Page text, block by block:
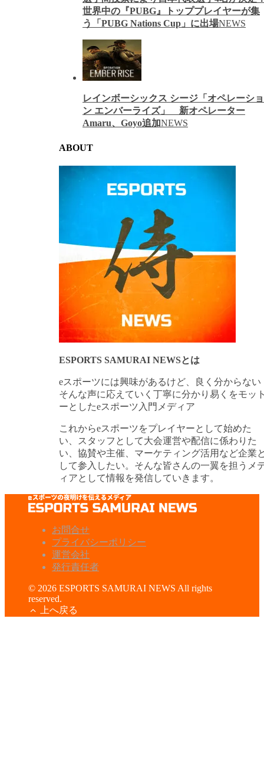
世界中の『PUBG』トッププレイヤーが集
う「PUBG Nations Cup」に出場NEWS
レインボーシックス シージ「オペレーショ
ン エンバーライズ」 新オペレーター
Amaru、Goyo追加NEWS
ABOUT
ESPORTS SAMURAI NEWSとは
eスポーツには興味があるけど、良く分からない
そんな声に応えていく丁寧に分かり易くをモッ
ーとしたeスポーツ入門メディア
これからeスポーツをプレイヤーとして始めた
い、スタッフとして大会運営や配信に係わりた
い、協賛や主催、マーケティング活用など企業
して参入したい。そんな皆さんの一翼を担うメ
ィアとして情報を発信していきます。
お問合せ
プライバシーポリシー
運営会社
発行責任者
© 2026 ESPORTS SAMURAI NEWS All rights
reserved.
上へ戻る